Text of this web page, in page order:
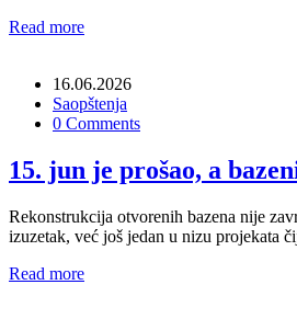
Read more
16.06.2026
Saopštenja
0 Comments
15. jun je prošao, a
Rekonstrukcija otvorenih bazena nije
izuzetak, već još jedan u nizu projekata
Read more